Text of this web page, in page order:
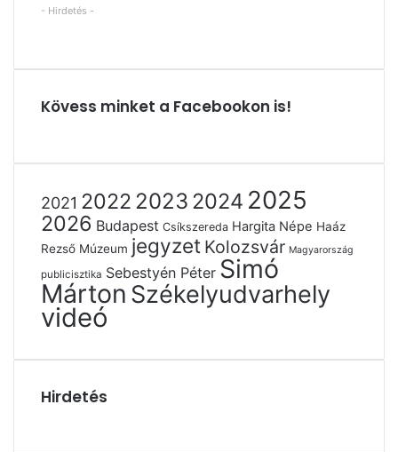
- Hirdetés -
Kövess minket a Facebookon is!
2021 2022 2023 2024 2025
2026 Budapest Csíkszereda Hargita Népe Haáz
Rezső Múzeum jegyzet Kolozsvár Magyarország
publicisztika Sebestyén Péter Simó
Márton Székelyudvarhely
videó
Hirdetés